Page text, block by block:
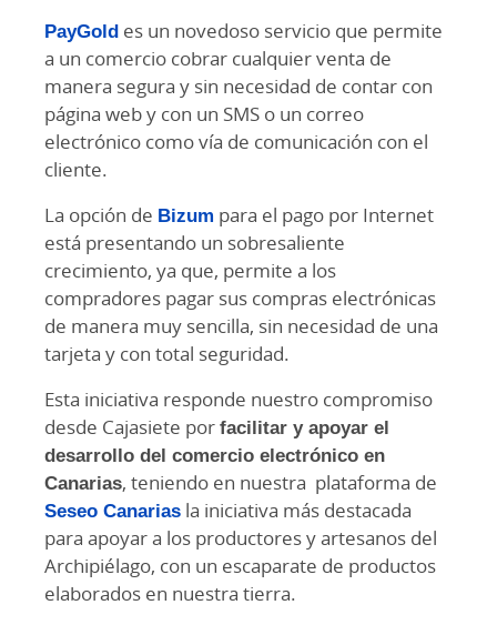
PayGold es un novedoso servicio que permite
a un comercio cobrar cualquier venta de
manera segura y sin necesidad de contar con
página web y con un SMS o un correo
electrónico como vía de comunicación con el
cliente.
La opción de Bizum para el pago por Internet
está presentando un sobresaliente
crecimiento, ya que, permite a los
compradores pagar sus compras electrónicas
de manera muy sencilla, sin necesidad de una
tarjeta y con total seguridad.
Esta iniciativa responde nuestro compromiso
desde Cajasiete porfacilitar y apoyar el
desarrollo del comercio electrónico en
Canarias, teniendo en nuestra plataforma de
Seseo Canarias la iniciativa más destacada
para apoyar a los productores y artesanos del
Archipiélago, con un escaparate de productos
elaborados en nuestra tierra.